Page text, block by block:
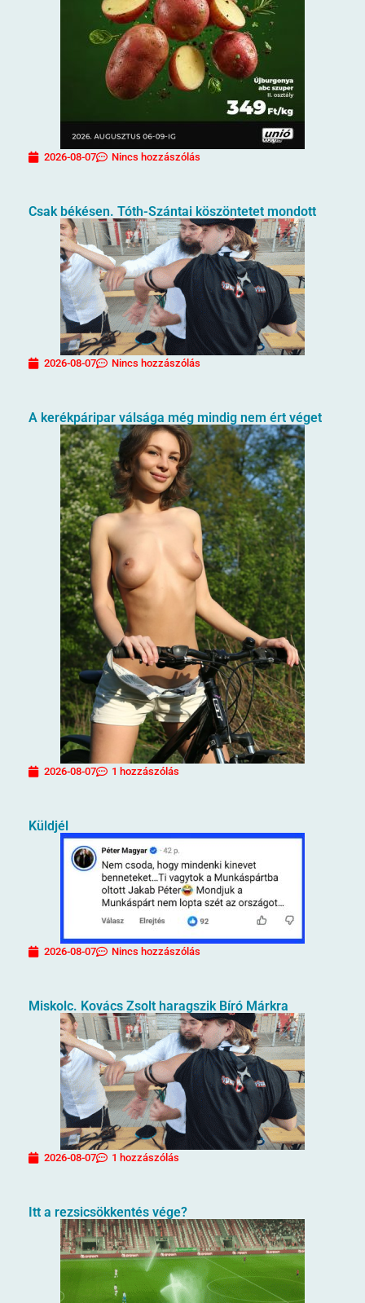
2026-08-07 Nincs hozzászólás
Csak békésen. Tóth-Szántai köszöntetet mondott
2026-08-07 Nincs hozzászólás
A kerékpáripar válsága még mindig nem ért véget
2026-08-07 1 hozzászólás
Küldjél
2026-08-07 Nincs hozzászólás
Miskolc. Kovács Zsolt haragszik Bíró Márkra
2026-08-07 1 hozzászólás
Itt a rezsicsökkentés vége?